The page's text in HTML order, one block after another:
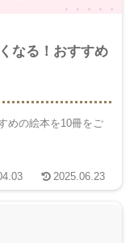
なる！おすすめ
めの絵本を10冊をご
2025.06.23